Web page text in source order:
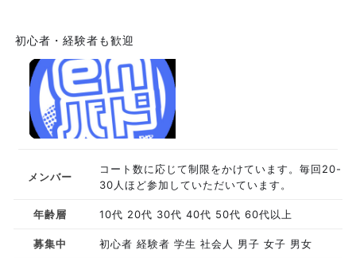
初心者・経験者も歓迎
メンバー
コート数に応じて制限をかけています。毎回20-
30人ほど参加していただいています。
年齢層 10代 20代 30代 40代 50代 60代以上
募集中 初心者 経験者 学生 社会人 男子 女子 男女